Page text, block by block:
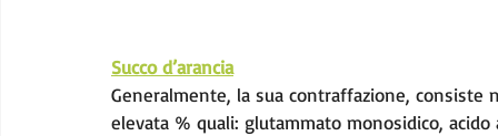
Succo d’arancia
Generalmente, la sua contraffazione,
elevata % quali: glutammato monosidico,